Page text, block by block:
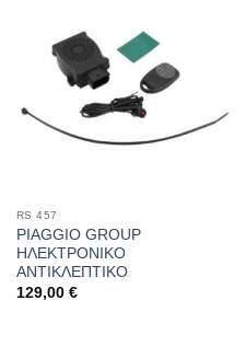
RS 457
PIAGGIO GROUP
ΗΛΕΚΤΡΟΝΙΚΟ
ΑΝΤΙΚΛΕΠΤΙΚΟ
129,00 €